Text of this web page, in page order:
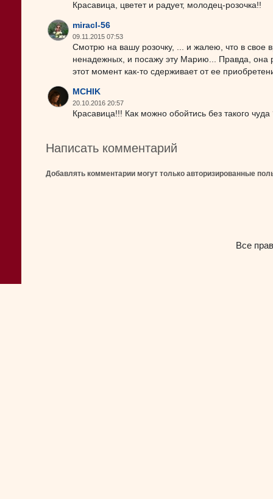
Красавица, цветет и радует, молодец-розочка!!
miracl-56
09.11.2015 07:53
Смотрю на вашу розочку, ... и жалею, что в свое
ненадежных, и посажу эту Марию... Правда, она
этот момент как-то сдерживает от ее
MCHIK
20.10.2016 20:57
Красавица!!! Как можно обойтись без такого чуда
Написать комментарий
Добавлять комментарии могут только авторизированные
Все